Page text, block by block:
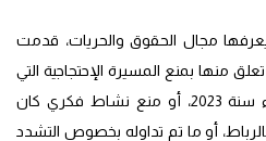
مجال الحقوق والحريات، قدمت
منها بمنع المسيرة الإحتجاجية التي
دعت إليها النقابات بالدار البيضاء سنة 2023، أو منع نشاط فكري كان
أو ما تم تداوله بخصوص التشدد